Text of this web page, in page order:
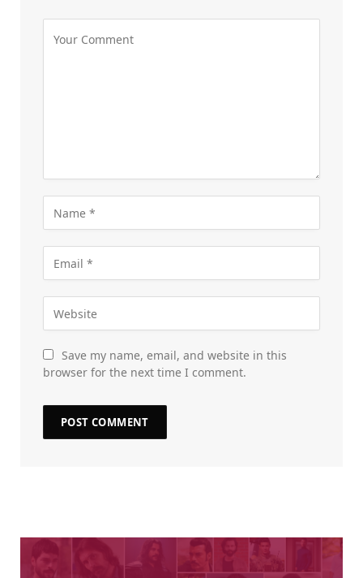
Save my name, email, and website in this
browser for the next time I comment.